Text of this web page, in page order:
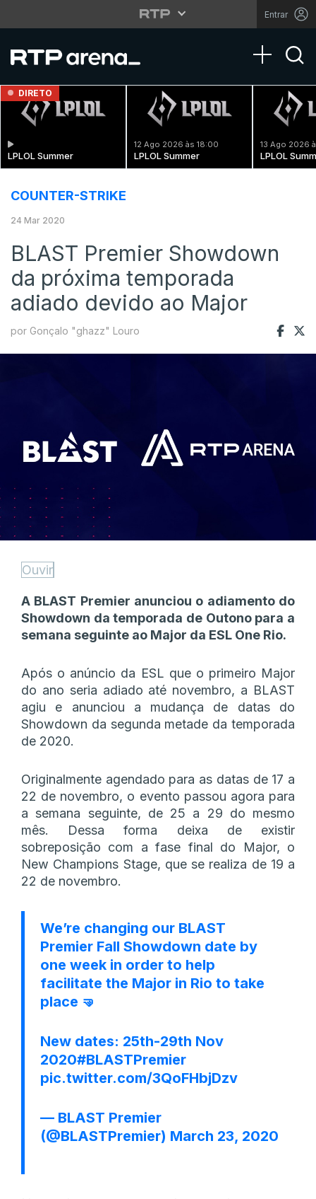
Entrar
Toggle
DIRETO
LPLOL Summer
12 Ago 2026 às 18:00
LPLOL Summer
13 Ago 2026
LPLOL
COUNTER-STRIKE
24 Mar 2020
BLAST Premier Showdown
da próxima temporada
adiado devido ao Major
por Gonçalo "ghazz" Louro
Ouvir
A BLAST Premier anunciou o adiamento do
Showdown da temporada de Outono para a
semana seguinte ao Major da ESL One Rio.
Após o anúncio da ESL que o primeiro Major
do ano seria adiado até novembro, a BLAST
agiu e anunciou a mudança de datas do
Showdown da segunda metade da temporada
de 2020.
Originalmente agendado para as datas de 17 a
22 de novembro, o evento passou agora para
a semana seguinte, de 25 a 29 do mesmo
mês. Dessa forma deixa de existir
sobreposição com a fase final do Major, o
New Champions Stage, que se realiza de 19 a
22 de novembro.
We’re changing our BLAST
Premier Fall Showdown date by
one week in order to help
facilitate the Major in Rio to take
place 🤜
New dates: 25th-29th Nov
2020#BLASTPremier
pic.twitter.com/3QoFHbjDzv
— BLAST Premier
(@BLASTPremier) March 23, 2020